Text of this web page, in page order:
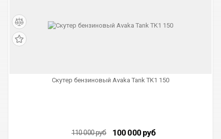
РЕКОМЕНДУЕМ
Скутер бензиновый Avaka Tank TK1 150
110 000руб 100 000 руб